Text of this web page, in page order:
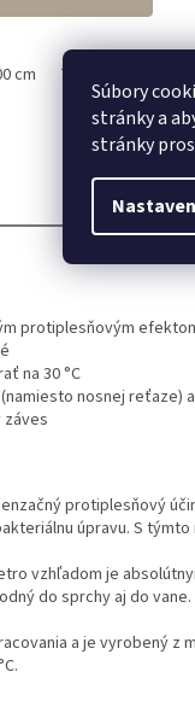
Súbory
stránky a
stránky
cm 70x120 cm
protiplesňovým
na 30 °C
nosnej reťaze)
záves
protiplesňový
úpravu. S
vzhľadom je
do sprchy aj do vane.
a je vyrobený